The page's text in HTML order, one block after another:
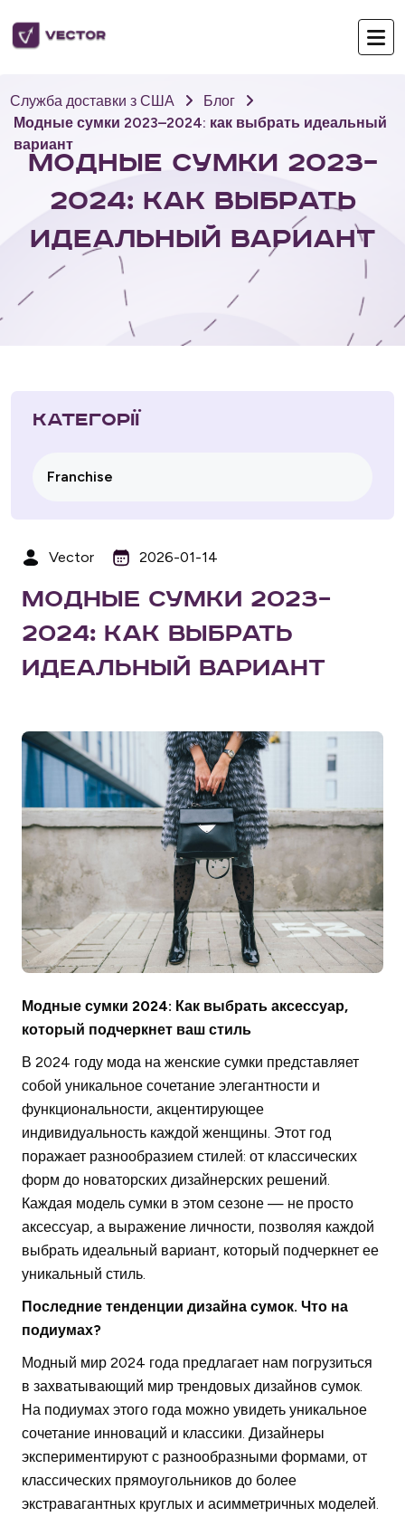
Служба доставки з США
Блог
Модные сумки 2023–2024: как выбрать идеальный
вариант
Модные сумки 2023–
2024: как выбрать
идеальный вариант
Категорії
Franchise
Vector 2026-01-14
Модные сумки 2023–
2024: как выбрать
идеальный вариант
Модные сумки 2024: Как выбрать аксессуар,
который подчеркнет ваш стиль
В 2024 году мода на женские сумки представляет
собой уникальное сочетание элегантности и
функциональности, акцентирующее
индивидуальность каждой женщины. Этот год
поражает разнообразием стилей: от классических
форм до новаторских дизайнерских решений.
Каждая модель сумки в этом сезоне — не просто
аксессуар, а выражение личности, позволяя каждой
выбрать идеальный вариант, который подчеркнет ее
уникальный стиль.
Последние тенденции дизайна сумок. Что на
подиумах?
Модный мир 2024 года предлагает нам погрузиться
в захватывающий мир трендовых дизайнов сумок.
На подиумах этого года можно увидеть уникальное
сочетание инноваций и классики. Дизайнеры
экспериментируют с разнообразными формами, от
классических прямоугольников до более
экстравагантных круглых и асимметричных моделей.